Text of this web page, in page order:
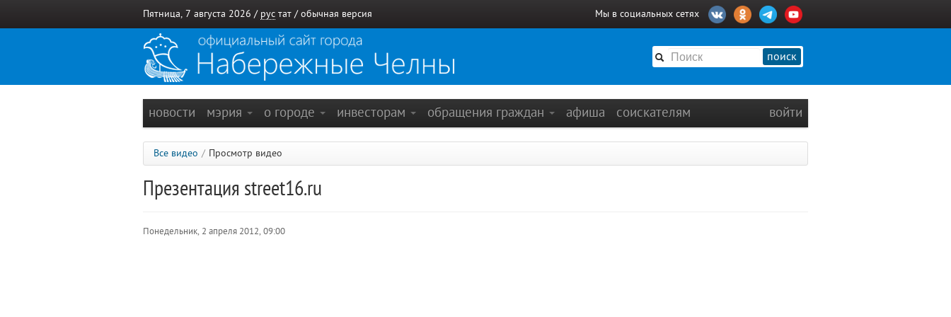
Пятница, 7 августа 2026 / рус тат / обычная версия Мы в социальных сетях
поиск
новости мэрия о городе инвесторам обращения граждан афиша соискателям войти
Все видео / Просмотр видео
Презентация street16.ru
Понедельник, 2 апреля 2012, 09:00